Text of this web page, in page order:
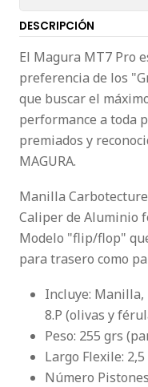
DESCRIPCIÓN
El Magura MT7 Pro
preferencia de los
que buscar el
performance a toda
premiados y
MAGURA.
Manilla
Caliper de Aluminio
Modelo "flip/flop"
para trasero como
Incluye: Manilla,
8.P (olivas y
Peso: 255 grs
Largo Flexile:
Número